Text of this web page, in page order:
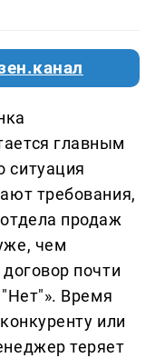
главным
ситуация
требования,
продаж
чем
почти
"Нет"». Время
или
теряет